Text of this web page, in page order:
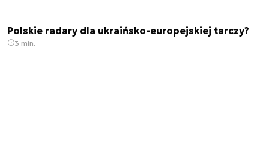
Polskie radary dla ukraińsko-europejskiej tarczy?
3 min.